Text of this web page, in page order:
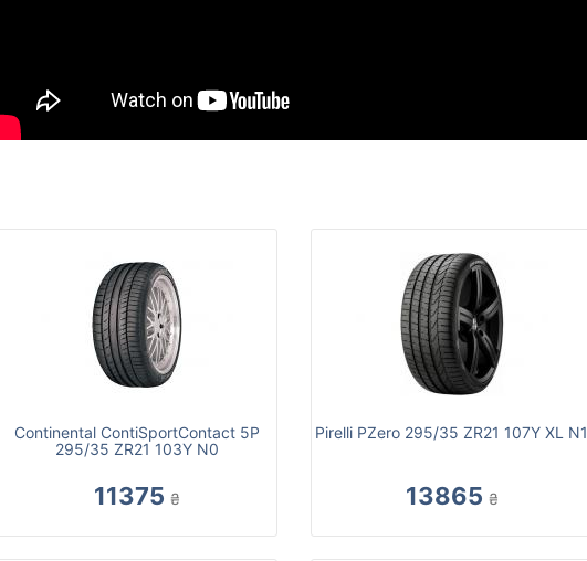
Continental ContiSportContact 5P
295/35 ZR21 103Y N0
11375 ₴
Pirelli PZero 295/35 ZR21 107Y XL N1
13865 ₴